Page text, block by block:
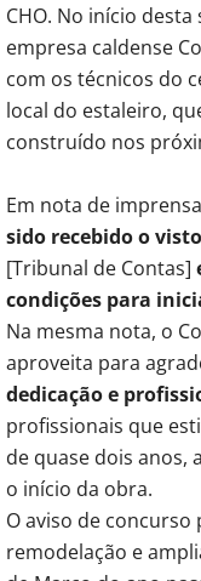
CHO. No início
empresa caldense
com os técnicos do
local do estaleiro,
construído nos
Em nota de
sido recebido o
[Tribunal de Contas]
condições para
Na mesma nota, o
aproveita para
dedicação e
profissionais que
de quase dois anos,
o início da obra.
O aviso de
remodelação e